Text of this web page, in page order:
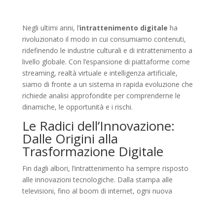
Negli ultimi anni, l’intrattenimento digitale ha
rivoluzionato il modo in cui consumiamo contenuti,
ridefinendo le industrie culturali e di intrattenimento a
livello globale. Con l’espansione di piattaforme come
streaming, realtà virtuale e intelligenza artificiale,
siamo di fronte a un sistema in rapida evoluzione che
richiede analisi approfondite per comprenderne le
dinamiche, le opportunità e i rischi.
Le Radici dell’Innovazione:
Dalle Origini alla
Trasformazione Digitale
Fin dagli albori, l’intrattenimento ha sempre risposto
alle innovazioni tecnologiche. Dalla stampa alle
televisioni, fino al boom di internet, ogni nuova